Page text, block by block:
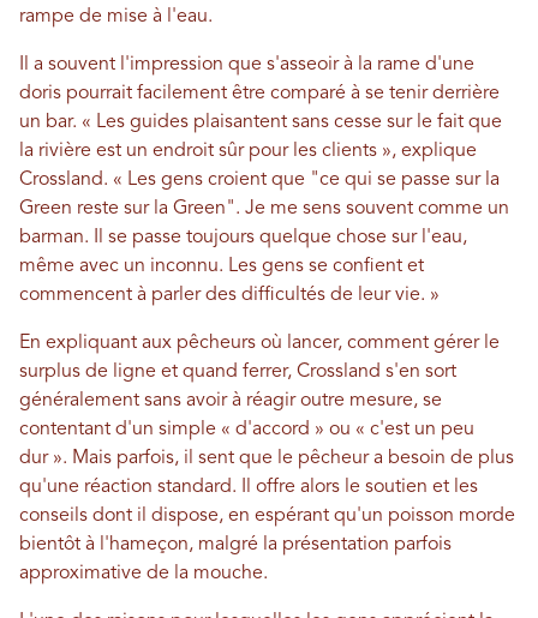
rampe de mise à l'eau.
Il a souvent l'impression que s'asseoir à la rame d'une
doris pourrait facilement être comparé à se tenir derrière
un bar. « Les guides plaisantent sans cesse sur le fait que
la rivière est un endroit sûr pour les clients », explique
Crossland. « Les gens croient que "ce qui se passe sur la
Green reste sur la Green". Je me sens souvent comme un
barman. Il se passe toujours quelque chose sur l'eau,
même avec un inconnu. Les gens se confient et
commencent à parler des difficultés de leur vie. »
En expliquant aux pêcheurs où lancer, comment gérer le
surplus de ligne et quand ferrer, Crossland s'en sort
généralement sans avoir à réagir outre mesure, se
contentant d'un simple « d'accord » ou « c'est un peu
dur ». Mais parfois, il sent que le pêcheur a besoin de plus
qu'une réaction standard. Il offre alors le soutien et les
conseils dont il dispose, en espérant qu'un poisson morde
bientôt à l'hameçon, malgré la présentation parfois
approximative de la mouche.